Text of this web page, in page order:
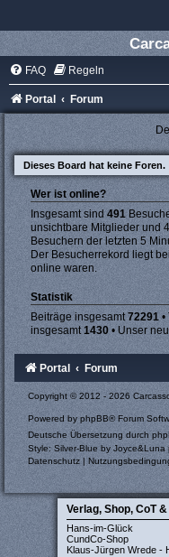
FAQ Regeln
Portal Forum
Dieses Board hat keine Foren.
Wer ist online?
Insgesamt sind491
unsichtbare Mitglieder und
Besuchern der letzten 5
Der Besucherrekord liegt
online waren.
Statistik
Beiträge insgesamt72291•
insgesamt1430 • Unser
Portal Forum
Copyright © 2012 - 2026
Powered by phpBB® Forum
Deutsche Übersetzung durch
Style: Silver-Blue by Joyce&Luna
Datenschutz |
Verlag, Shop, CoT
Hans-im-Glück
CundCo-Shop
Klaus-Jürgen Wrede -